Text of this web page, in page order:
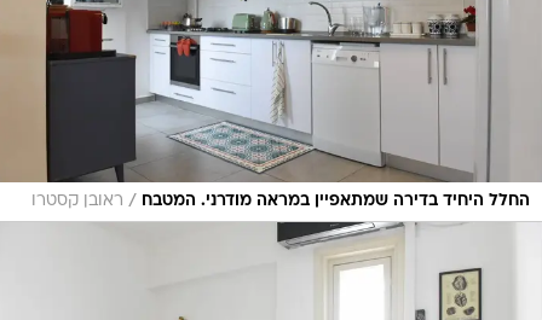
החלל היחיד בדירה שמתאפיין במראה מודרני. המטבח / ראובן קסטרו